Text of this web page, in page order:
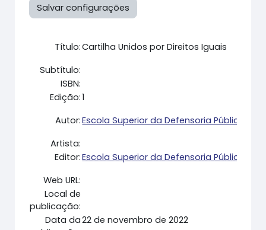
Título:Cartilha Unidos por Direitos Iguais
Subtítulo:
ISBN:
Edição:1
Autor:Escola Superior da Defensoria Pública do
Artista:
Editor:Escola Superior da Defensoria Pública do
Web URL:
Local de
publicação:
Data da22 de novembro de 2022